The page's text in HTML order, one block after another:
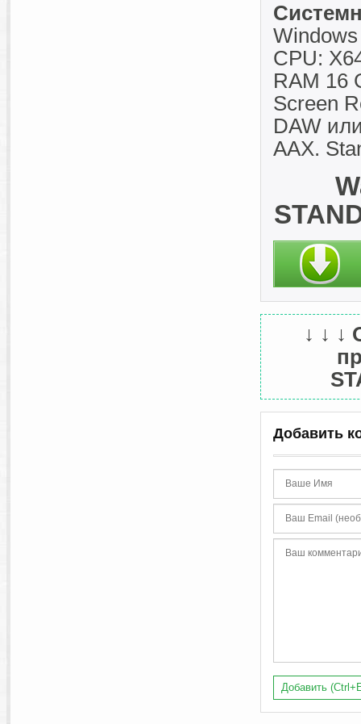
CPU:
RAM 16
Screen
DAW
AAX.
↓ ↓ ↓
Добавить
Добавить